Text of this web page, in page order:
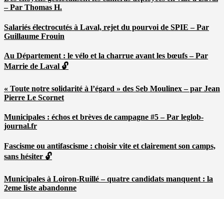
– Par Thomas H.
Salariés électrocutés à Laval, rejet du pourvoi de SPIE – Par
Guillaume Frouin
Au Département : le vélo et la charrue avant les bœufs – Par
Marrie de Laval 🔓
« Toute notre solidarité à l’égard » des Seb Moulinex – par Jean
Pierre Le Scornet
Municipales : échos et brèves de campagne #5 – Par leglob-
journal.fr
Fascisme ou antifascisme : choisir vite et clairement son camps,
sans hésiter 🔓
Municipales à Loiron-Ruillé – quatre candidats manquent : la
2eme liste abandonne